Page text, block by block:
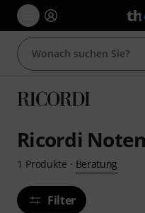
Ricordi
1 Produkte · Beratung
Filter